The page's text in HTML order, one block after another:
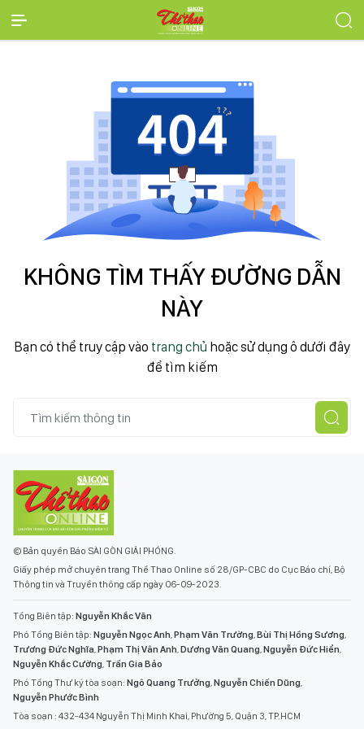
KHÔNG TÌM THẤY ĐƯỜNG DẪN
NÀY
Bạn có thể truy cập vào trang chủ hoặc sử dụng ô dưới đây
để tìm kiếm
© Bản quyền Báo SÀI GÒN GIẢI PHÓNG.
Giấy phép mở chuyên trang Thể Thao Online số 28/GP-CBC do Cục Báo chí, Bộ
Thông tin và Truyền thông cấp ngày 06-09-2023.
Tổng Biên tập: Nguyễn Khắc Văn
Phó Tổng Biên tập: Nguyễn Ngọc Anh,Phạm Văn Trường,Bùi Thị Hồng Sương,
Trương Đức Nghĩa,Phạm Thị Vân Anh,Dương Văn Quang,Nguyễn Đức Hiển,
Nguyễn Khắc Cường, Trần Gia Bảo
Phó Tổng Thư ký tòa soạn: Ngô Quang Trưởng,Nguyễn Chiến Dũng,
Nguyễn Phước Bình
Tòa soạn : 432-434 Nguyễn Thị Minh Khai, Phường 5, Quận 3, TP.HCM